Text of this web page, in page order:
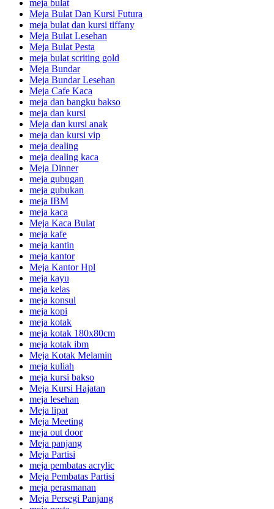
meja bulat
Meja Bulat Dan Kursi Futura
meja bulat dan kursi tiffany
Meja Bulat Lesehan
Meja Bulat Pesta
meja bulat scriting gold
Meja Bundar
Meja Bundar Lesehan
Meja Cafe Kaca
meja dan bangku bakso
meja dan kursi
Meja dan kursi anak
meja dan kursi vip
meja dealing
meja dealing kaca
Meja Dinner
meja gubugan
meja gubukan
meja IBM
meja kaca
Meja Kaca Bulat
meja kafe
meja kantin
meja kantor
Meja Kantor Hpl
meja kayu
meja kelas
meja konsul
meja kopi
meja kotak
meja kotak 180x80cm
meja kotak ibm
Meja Kotak Melamin
meja kuliah
meja kursi bakso
Meja Kursi Hajatan
meja lesehan
Meja lipat
Meja Meeting
meja out door
Meja panjang
Meja Partisi
meja pembatas acrylic
Meja Pembatas Partisi
meja perasmanan
Meja Persegi Panjang